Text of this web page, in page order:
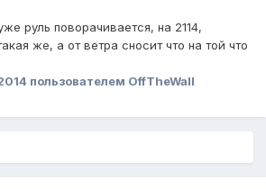
руль поворачивается, на 2114,
же, а от ветра сносит что на той что
пользователем OffTheWall